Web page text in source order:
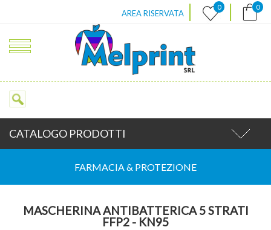
AREA RISERVATA | 0 | 0
CATALOGO PRODOTTI
FARMACIA & PROTEZIONE
MASCHERINA ANTIBATTERICA 5 STRATI
FFP2 - KN95